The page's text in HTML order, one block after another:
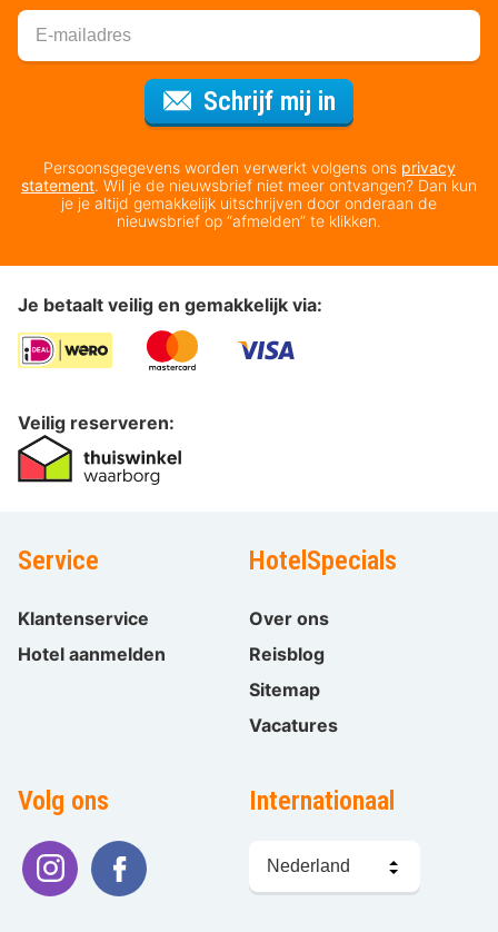
Schrijf mij in
Persoonsgegevens worden verwerkt volgens ons privacy
statement. Wil je de nieuwsbrief niet meer ontvangen? Dan kun
je je altijd gemakkelijk uitschrijven door onderaan de
nieuwsbrief op “afmelden” te klikken.
Je betaalt veilig en gemakkelijk via:
Veilig reserveren:
Service
Klantenservice
Hotel aanmelden
HotelSpecials
Over ons
Reisblog
Sitemap
Vacatures
Volg ons Internationaal
kiezen